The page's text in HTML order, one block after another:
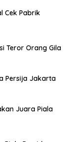
Cek Pabrik
Teror Orang Gila
Persija Jakarta
Juara Piala